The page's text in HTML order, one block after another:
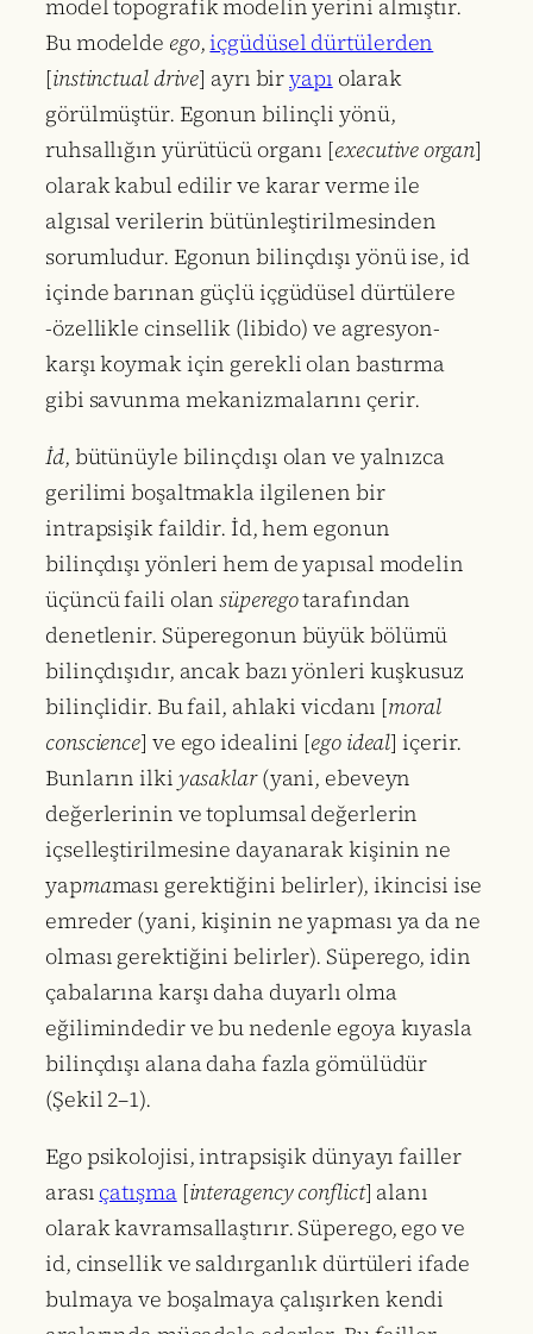
model topografik modelin yerini almıştır.
Bu modelde ego,içgüdüsel dürtülerden
[instinctual drive] ayrı biryapı olarak
görülmüştür. Egonun bilinçli yönü,
ruhsallığın yürütücü organı [executive organ]
olarak kabul edilir ve karar verme ile
algısal verilerin bütünleştirilmesinden
sorumludur. Egonun bilinçdışı yönü ise, id
içinde barınan güçlü içgüdüsel dürtülere
-özellikle cinsellik (libido) ve agresyon-
karşı koymak için gerekli olan bastırma
gibi savunma mekanizmalarını çerir.
İd, bütünüyle bilinçdışı olan ve yalnızca
gerilimi boşaltmakla ilgilenen bir
intrapsişik faildir. İd, hem egonun
bilinçdışı yönleri hem de yapısal modelin
üçüncü faili olansüperegotarafından
denetlenir. Süperegonun büyük bölümü
bilinçdışıdır, ancak bazı yönleri kuşkusuz
bilinçlidir. Bu fail, ahlaki vicdanı [moral
conscience] ve ego idealini [ego ideal] içerir.
Bunların ilki yasaklar(yani, ebeveyn
değerlerinin ve toplumsal değerlerin
içselleştirilmesine dayanarak kişinin ne
yapmaması gerektiğini belirler), ikincisi ise
emreder (yani, kişinin ne yapması ya da ne
olması gerektiğini belirler). Süperego, idin
çabalarına karşı daha duyarlı olma
eğilimindedir ve bu nedenle egoya kıyasla
bilinçdışı alana daha fazla gömülüdür
(Şekil 2–1).
Ego psikolojisi, intrapsişik dünyayı failler
arası çatışma[interagency conflict] alanı
olarak kavramsallaştırır. Süperego, ego ve
id, cinsellik ve saldırganlık dürtüleri ifade
bulmaya ve boşalmaya çalışırken kendi